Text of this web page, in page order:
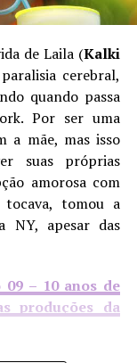
de Laila (Kalki
cerebral,
quando passa
Por ser uma
a mãe, mas isso
suas próprias
amorosa com
tomou a
NY, apesar das
09 – 10 anos de
produções da